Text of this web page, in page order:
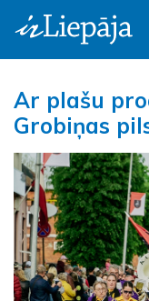
Ar plašu
Grobiņas